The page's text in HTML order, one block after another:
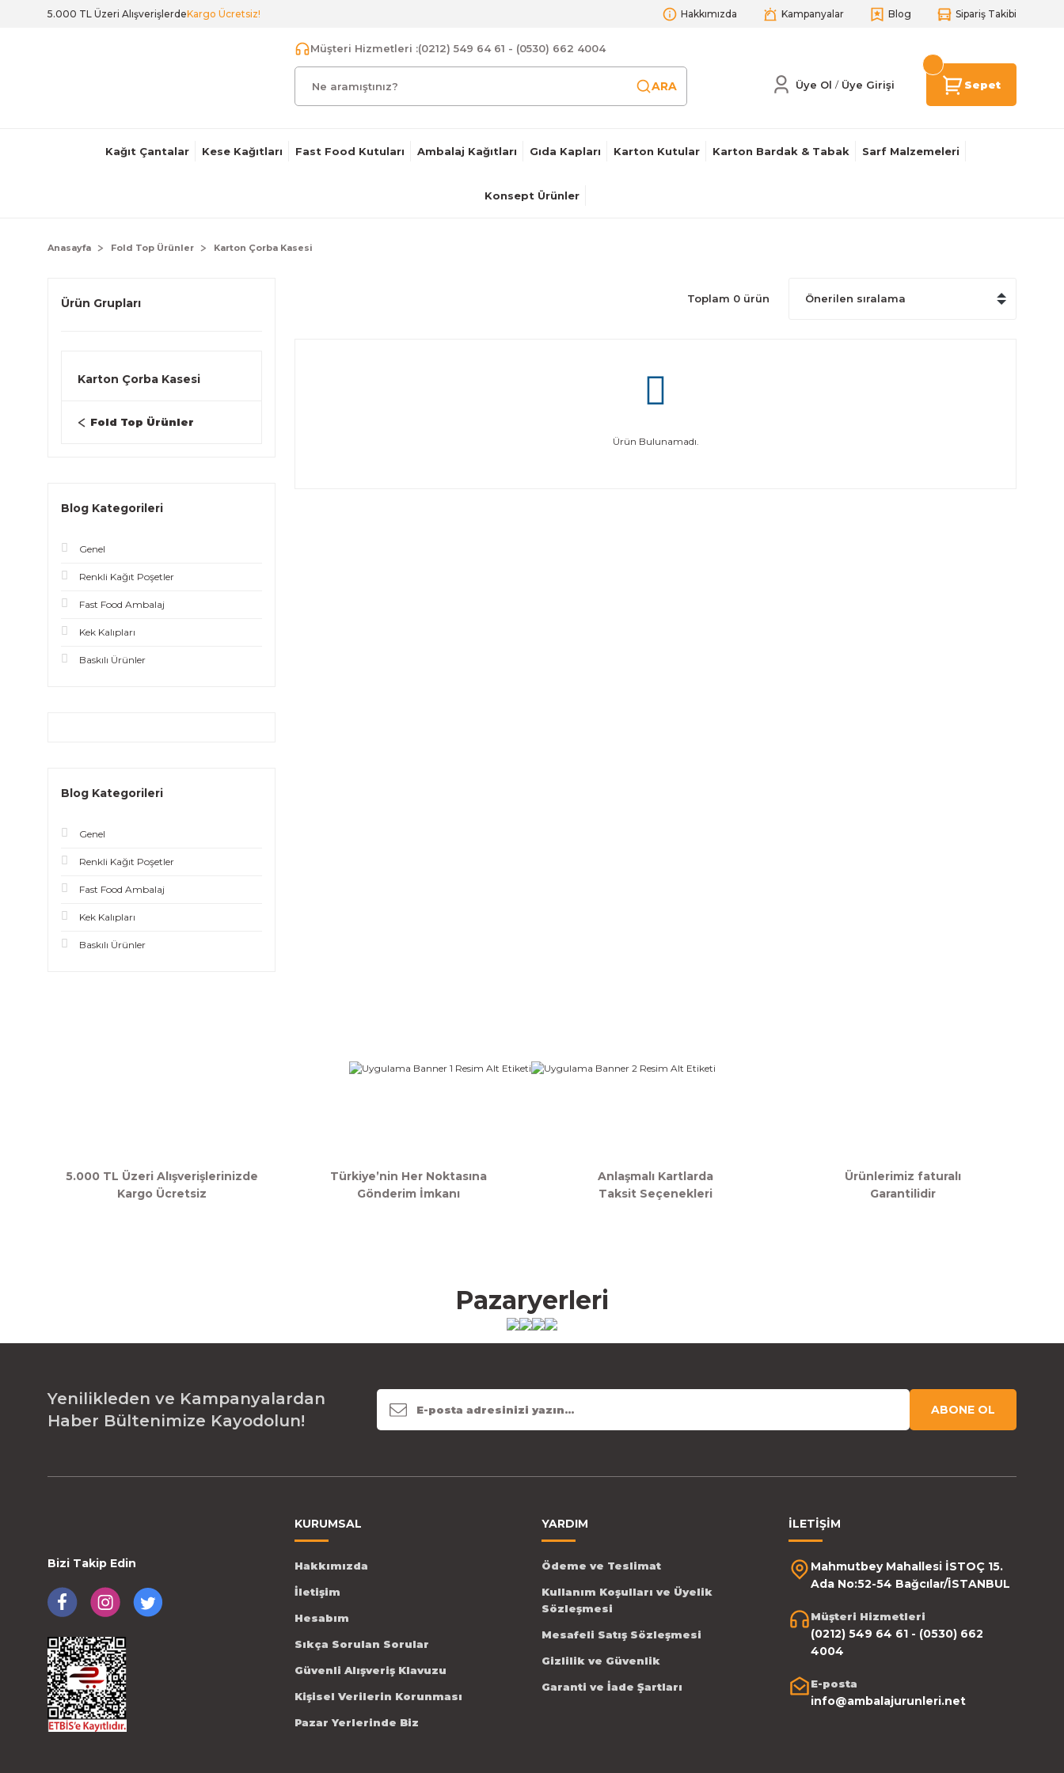
5.000 TL Üzeri AlışverişlerdeKargo Ücretsiz! Hakkımızda Kampanyalar Blog Sipariş Takibi
Müşteri Hizmetleri :(0212) 549 64 61 - (0530) 662 4004
ARA Üye Ol / Üye Girişi Sepet
Kağıt Çantalar Kese Kağıtları Fast Food Kutuları Ambalaj Kağıtları Gıda Kapları Karton Kutular Karton Bardak & Tabak Sarf Malzemeleri
Konsept Ürünler
Anasayfa Fold Top Ürünler Karton Çorba Kasesi
Ürün Grupları
Karton Çorba Kasesi
Fold Top Ürünler
Blog Kategorileri
Genel
Renkli Kağıt Poşetler
Fast Food Ambalaj
Kek Kalıpları
Baskılı Ürünler
Blog Kategorileri
Genel
Renkli Kağıt Poşetler
Fast Food Ambalaj
Kek Kalıpları
Baskılı Ürünler
Toplam 0 ürün
Ürün Bulunamadı.
5.000 TL Üzeri Alışverişlerinizde
Kargo Ücretsiz
Türkiye’nin Her Noktasına
Gönderim İmkanı
Anlaşmalı Kartlarda
Taksit Seçenekleri
Ürünlerimiz faturalı
Garantilidir
Pazaryerleri
Yenilikleden ve Kampanyalardan
Haber Bültenimize Kayodolun!
ABONE OL
Bizi Takip Edin
KURUMSAL
Hakkımızda
İletişim
Hesabım
Sıkça Sorulan Sorular
Güvenli Alışveriş Klavuzu
Kişisel Verilerin Korunması
Pazar Yerlerinde Biz
YARDIM
Ödeme ve Teslimat
Kullanım Koşulları ve Üyelik
Sözleşmesi
Mesafeli Satış Sözleşmesi
Gizlilik ve Güvenlik
Garanti ve İade Şartları
İLETİŞİM
Mahmutbey Mahallesi İSTOÇ 15.
Ada No:52-54 Bağcılar/İSTANBUL
Müşteri Hizmetleri
(0212) 549 64 61 - (0530) 662
4004
E-posta
info@ambalajurunleri.net